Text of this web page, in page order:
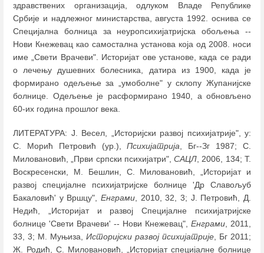
здравствених организација, одлуком Владе Републике
Србије и надлежног министарства, августа 1992. оснива се
Специјалнa болница за неуропсихијатријска обољења --
Нови Кнежевац као самостална установа која од 2008. носи
име „Свети Врачеви". Историјат ове установе, када се ради
о лечењу душевних болесника, датира из 1900, када је
формирано одељење за „умоболне" у склопу Жупанијске
болнице. Одељење је расформирано 1940, а обновљено
60-их година прошлог века.
ЛИТЕРАТУРА: Ј. Весел, „Историјски развој психијатрије", у:
С. Морић Петровић (ур.),Психијатрија, Бг--Зг 1987; С.
Миловановић, „Први српски психијатри",САЦЛ, 2006, 134; Т.
Воскресенски, М. Бешлин, С. Миловановић, „Историјат и
развој специјалне психијатријске болнице 'Др Славољуб
Бакаловић' у Вршцу", Енграми, 2010, 32, 3; Ј. Петровић, Д.
Недић, „Историјат и развој Специјалне психијатријске
болнице 'Свети Врачеви' -- Нови Кнежевац", Енграми, 2011,
33, 3; М. Муњиза, Историјски развој психијатрије, Бг 2011;
Ж. Родић, С. Миловановић, „Историјат специјалне болнице